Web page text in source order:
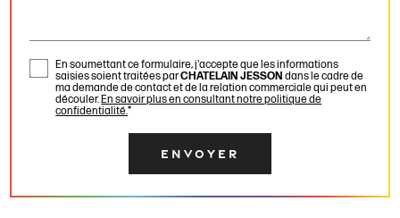
En soumettant ce formulaire, j'accepte que les informations
saisies soient traitées parCHATELAIN JESSON dans le cadre de
ma demande de contact et de la relation commerciale qui peut en
découler.En savoir plus en consultant notre politique de
confidentialité.*